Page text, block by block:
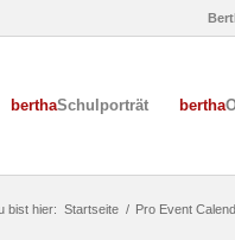
berthaSchulporträt bertha
bist hier: Startseite / Pro Event